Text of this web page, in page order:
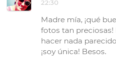
22:30
Madre mía, ¡qué
fotos tan preciosas!
hacer nada
¡soy única! Besos.